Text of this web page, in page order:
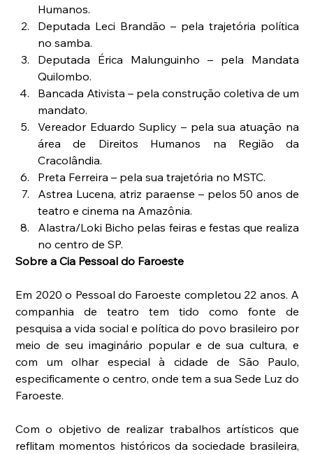
Humanos.
Deputada Leci Brandão – pela trajetória política
no samba.
Deputada Érica Malunguinho – pela Mandata
Quilombo.
Bancada Ativista – pela construção coletiva de um
mandato.
Vereador Eduardo Suplicy – pela sua atuação na
área de Direitos Humanos na Região da
Cracolândia.
Preta Ferreira – pela sua trajetória no MSTC.
Astrea Lucena, atriz paraense – pelos 50 anos de
teatro e cinema na Amazônia.
Alastra/Loki Bicho pelas feiras e festas que realiza
no centro de SP.
Sobre a Cia Pessoal do Faroeste
Em 2020 o Pessoal do Faroeste completou 22 anos. A
companhia de teatro tem tido como fonte de
pesquisa a vida social e política do povo brasileiro por
meio de seu imaginário popular e de sua cultura, e
com um olhar especial à cidade de São Paulo,
especificamente o centro, onde tem a sua Sede Luz do
Faroeste.
Com o objetivo de realizar trabalhos artísticos que
reflitam momentos históricos da sociedade brasileira,